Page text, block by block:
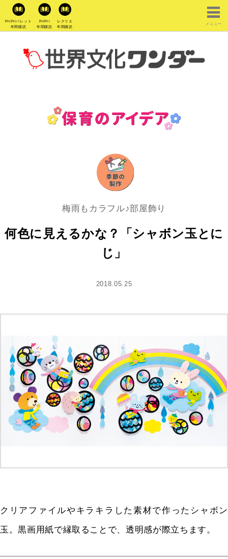
PriPriパレット
年間購読
PriPri
年間購読
レクリエ
年間購読
メニュー
梅雨もカラフル♪部屋飾り
何色に見えるかな？「シャボン玉とに
じ」
2018.05.25
クリアファイルやキラキラした素材で作ったシャボン
玉。黒画用紙で縁取ることで、透明感が際立ちます。